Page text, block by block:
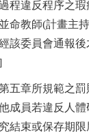
程違反程序之
命教師(計畫主
該委員會通報
五章所規範之
成員若違反人
結束或保存期